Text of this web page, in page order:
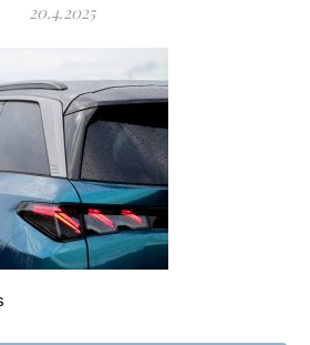
20.4.2025